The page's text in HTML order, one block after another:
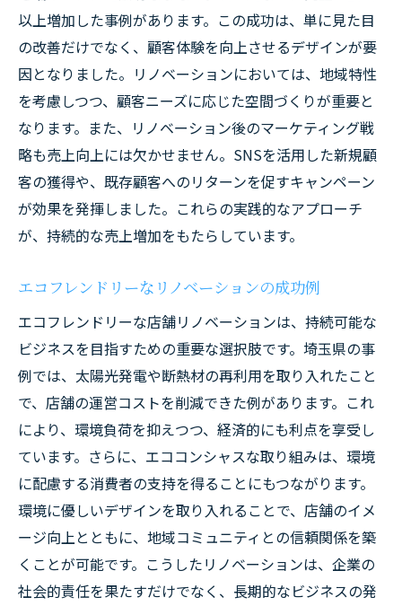
以上増加した事例があります。この成功は、単に見た目
の改善だけでなく、顧客体験を向上させるデザインが要
因となりました。リノベーションにおいては、地域特性
を考慮しつつ、顧客ニーズに応じた空間づくりが重要と
なります。また、リノベーション後のマーケティング戦
略も売上向上には欠かせません。SNSを活用した新規顧
客の獲得や、既存顧客へのリターンを促すキャンペーン
が効果を発揮しました。これらの実践的なアプローチ
が、持続的な売上増加をもたらしています。
エコフレンドリーなリノベーションの成功例
エコフレンドリーな店舗リノベーションは、持続可能な
ビジネスを目指すための重要な選択肢です。埼玉県の事
例では、太陽光発電や断熱材の再利用を取り入れたこと
で、店舗の運営コストを削減できた例があります。これ
により、環境負荷を抑えつつ、経済的にも利点を享受し
ています。さらに、エココンシャスな取り組みは、環境
に配慮する消費者の支持を得ることにもつながります。
環境に優しいデザインを取り入れることで、店舗のイメ
ージ向上とともに、地域コミュニティとの信頼関係を築
くことが可能です。こうしたリノベーションは、企業の
社会的責任を果たすだけでなく、長期的なビジネスの発